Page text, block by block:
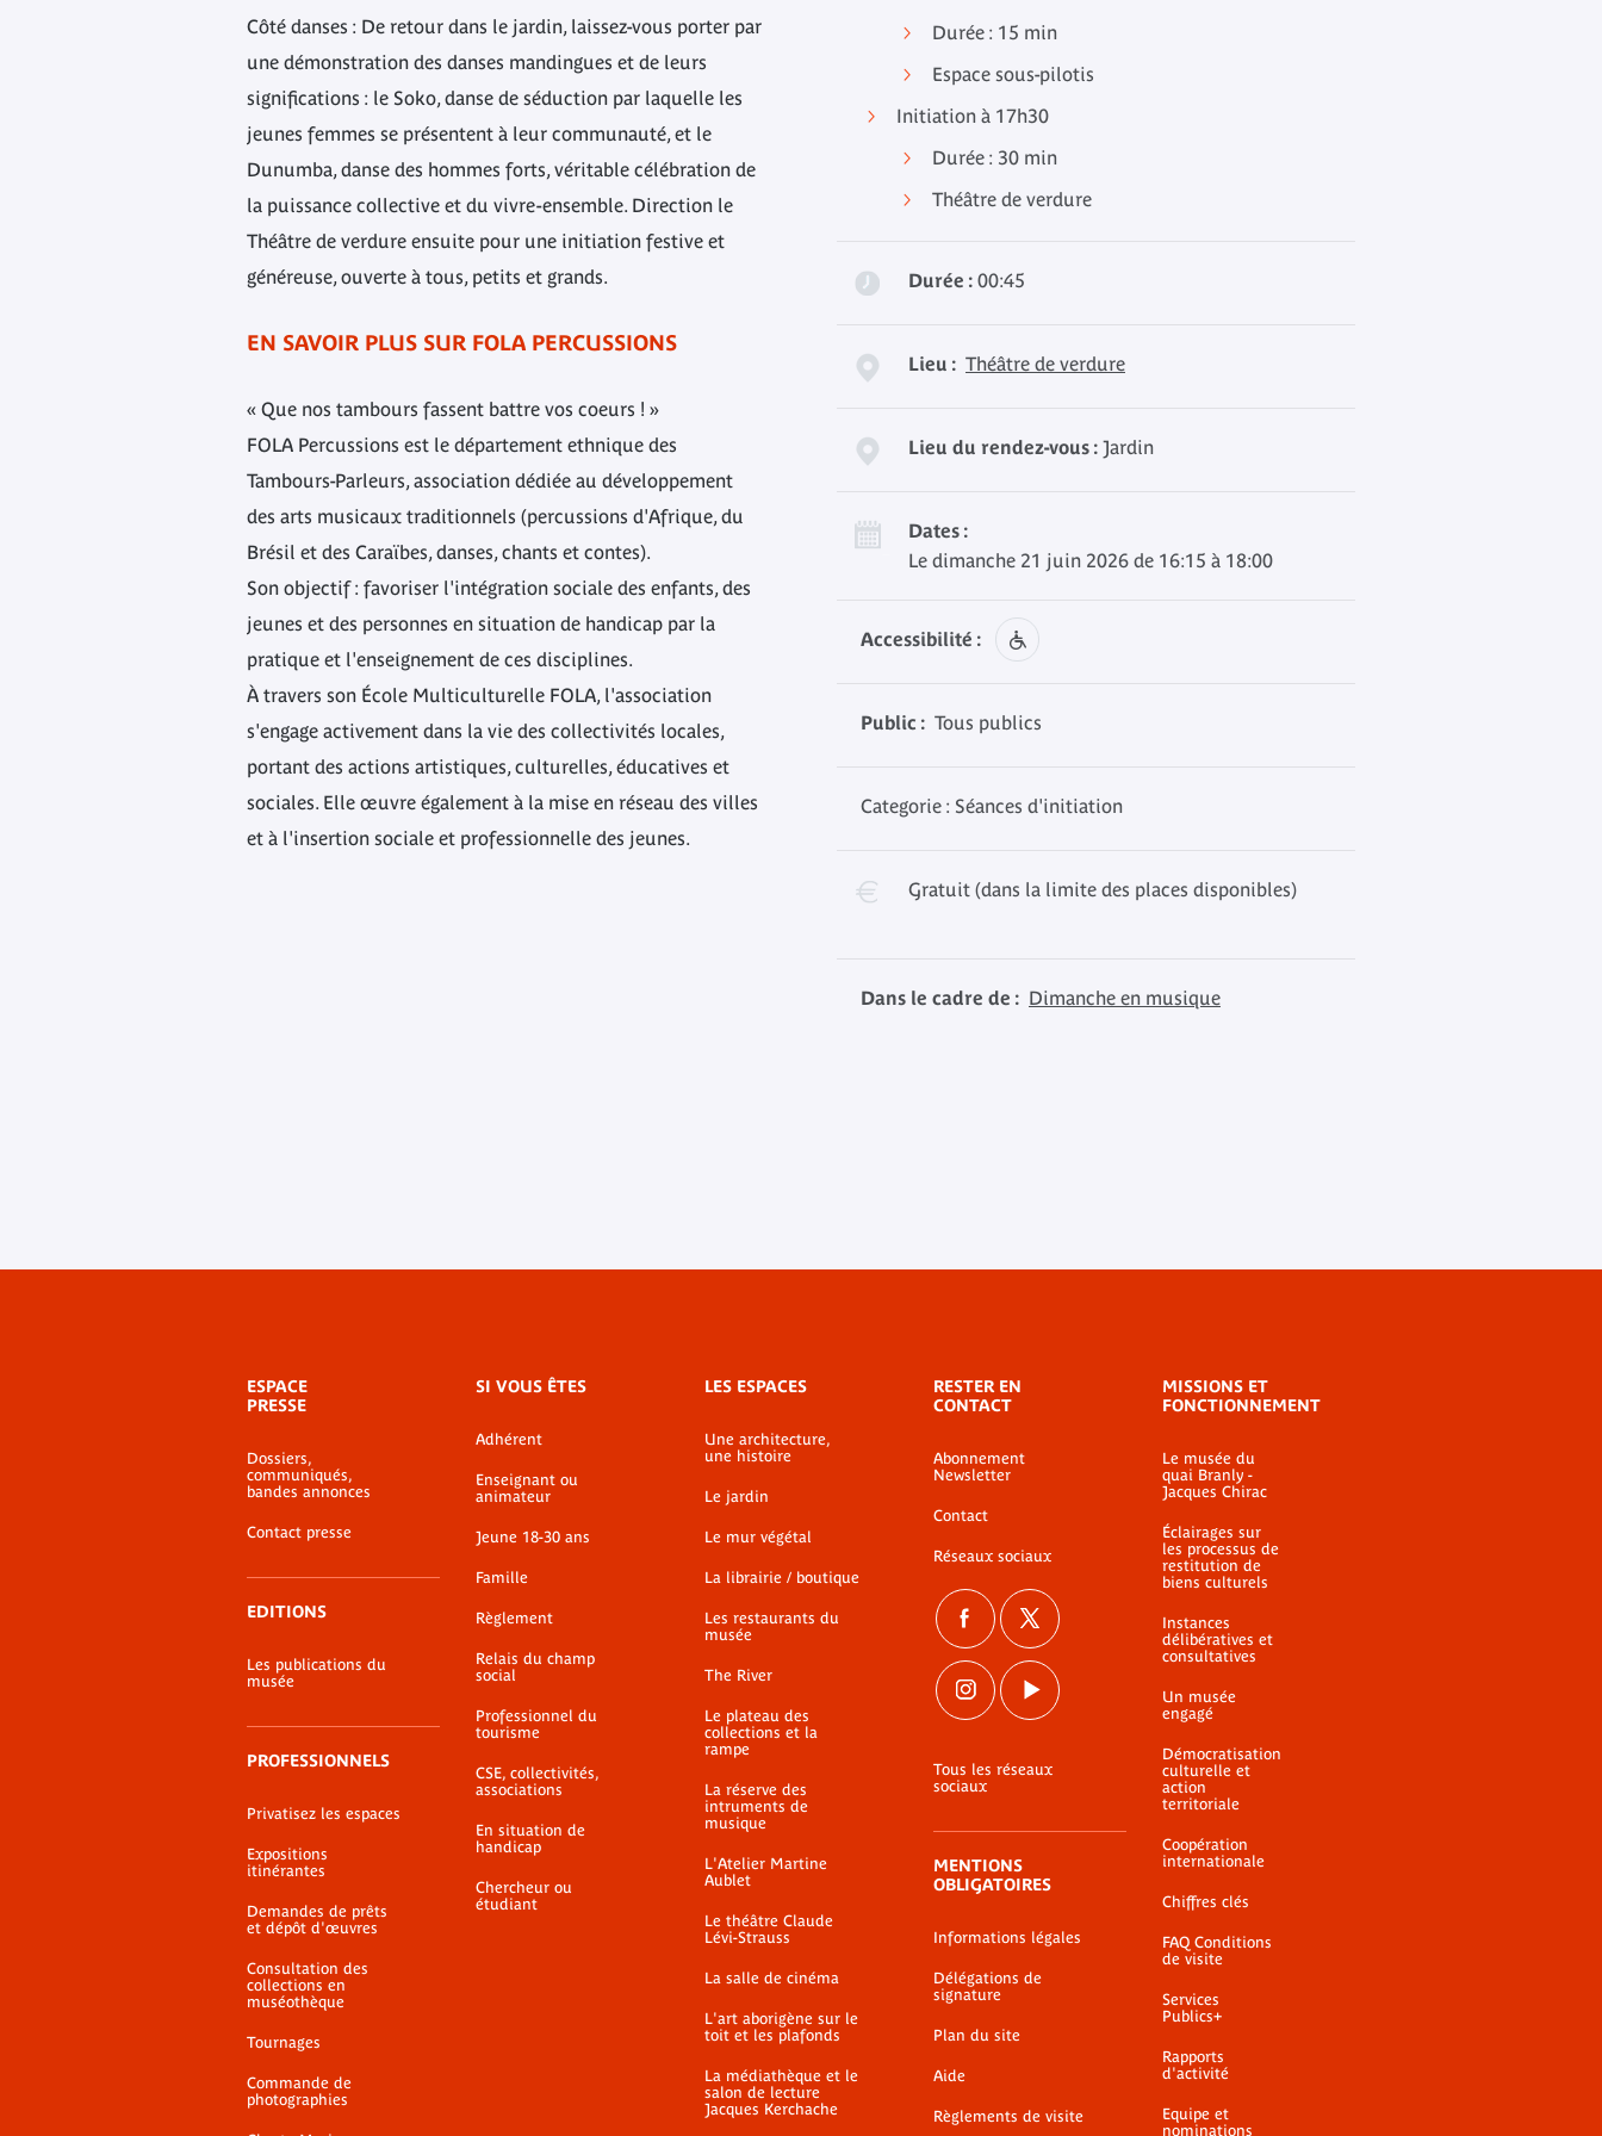
Côté danses : De retour dans le jardin, laissez-vous porter par
une démonstration des danses mandingues et de leurs
significations : le Soko, danse de séduction par laquelle les
jeunes femmes se présentent à leur communauté, et le
Dunumba, danse des hommes forts, véritable célébration de
la puissance collective et du vivre-ensemble. Direction le
Théâtre de verdure ensuite pour une initiation festive et
généreuse, ouverte à tous, petits et grands.
EN SAVOIR PLUS SUR FOLA PERCUSSIONS
« Que nos tambours fassent battre vos coeurs ! »
FOLA Percussions est le département ethnique des
Tambours-Parleurs, association dédiée au développement
des arts musicaux traditionnels (percussions d'Afrique, du
Brésil et des Caraïbes, danses, chants et contes).
Son objectif : favoriser l'intégration sociale des enfants, des
jeunes et des personnes en situation de handicap par la
pratique et l'enseignement de ces disciplines.
À travers son École Multiculturelle FOLA, l'association
s'engage activement dans la vie des collectivités locales,
portant des actions artistiques, culturelles, éducatives et
sociales. Elle œuvre également à la mise en réseau des villes
et à l'insertion sociale et professionnelle des jeunes.
Durée : 15 min
Espace sous-pilotis
Initiation à 17h30
Durée : 30 min
Théâtre de verdure
Durée : 00:45
Lieu : Théâtre de verdure
Lieu du rendez-vous : Jardin
Dates :
Le dimanche 21 juin 2026 de 16:15 à 18:00
Accessibilité :
Public : Tous publics
Categorie : Séances d'initiation
Gratuit (dans la limite des places disponibles)
Dans le cadre de : Dimanche en musique
de
bas-
page
ESPACE
PRESSE
Dossiers,
communiqués,
bandes annonces
Contact presse
EDITIONS
Les publications du
musée
PROFESSIONNELS
Privatisez les espaces
Expositions
itinérantes
Demandes de prêts
et dépôt d'œuvres
Consultation des
collections en
muséothèque
Tournages
Commande de
photographies
SI VOUS ÊTES
Adhérent
Enseignant ou
animateur
Jeune 18-30 ans
Famille
Règlement
Relais du champ
social
Professionnel du
tourisme
CSE, collectivités,
associations
En situation de
handicap
Chercheur ou
étudiant
LES ESPACES
Une architecture,
une histoire
Le jardin
Le mur végétal
La librairie / boutique
Les restaurants du
musée
The River
Le plateau des
collections et la
rampe
La réserve des
intruments de
musique
L'Atelier Martine
Aublet
Le théâtre Claude
Lévi-Strauss
La salle de cinéma
L'art aborigène sur le
toit et les plafonds
La médiathèque et le
salon de lecture
Jacques Kerchache
RESTER EN
CONTACT
Abonnement
Newsletter
Contact
Réseaux sociaux
Tous les réseaux
sociaux
MENTIONS
OBLIGATOIRES
Informations légales
Délégations de
signature
Plan du site
Aide
Règlements de visite
MISSIONS ET
FONCTIONNEMENT
Le musée du
quai Branly -
Jacques Chirac
Éclairages sur
les processus de
restitution de
biens culturels
Instances
délibératives et
consultatives
Un musée
engagé
Démocratisation
culturelle et
action
territoriale
Coopération
internationale
Chiffres clés
FAQ Conditions
de visite
Services
Publics+
Rapports
d'activité
Equipe et
nominations